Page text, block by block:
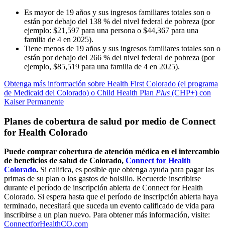
Es mayor de 19 años y sus ingresos familiares totales son o
están por debajo del 138 % del nivel federal de pobreza (por
ejemplo: $21,597 para una persona o $44,367 para una
familia de 4 en 2025).
Tiene menos de 19 años y sus ingresos familiares totales son o
están por debajo del 266 % del nivel federal de pobreza (por
ejemplo, $85,519 para una familia de 4 en 2025).
Obtenga más información sobre Health First Colorado (el programa
de Medicaid del Colorado) o Child Health Plan Plus (CHP+) con
Kaiser Permanente
Planes de cobertura de salud por medio de Connect
for Health Colorado
Puede comprar cobertura de atención médica en el intercambio
de beneficios de salud de Colorado, Connect for Health
Colorado. Si califica, es posible que obtenga ayuda para pagar las
primas de su plan o los gastos de bolsillo. Recuerde inscribirse
durante el período de inscripción abierta de Connect for Health
Colorado. Si espera hasta que el período de inscripción abierta haya
terminado, necesitará que suceda un evento calificado de vida para
inscribirse a un plan nuevo. Para obtener más información, visite:
ConnectforHealthCO.com